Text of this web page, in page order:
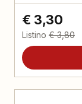
€ 3,30
Listino € 3,80